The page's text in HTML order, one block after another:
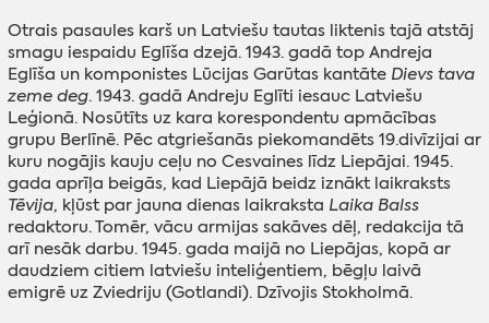
Otrais pasaules karš un Latviešu tautas liktenis tajā atstāj
smagu iespaidu Eglīša dzejā. 1943. gadā top Andreja
Eglīša un komponistes Lūcijas Garūtas kantāte Dievs tava
zeme deg. 1943. gadā Andreju Eglīti iesauc Latviešu
Leģionā. Nosūtīts uz kara korespondentu apmācības
grupu Berlīnē. Pēc atgriešanās piekomandēts 19.divīzijai ar
kuru nogājis kauju ceļu no Cesvaines līdz Liepājai. 1945.
gada aprīļa beigās, kad Liepājā beidz iznākt laikraksts
Tēvija, kļūst par jauna dienas laikraksta Laika Balss
redaktoru. Tomēr, vācu armijas sakāves dēļ, redakcija tā
arī nesāk darbu. 1945. gada maijā no Liepājas, kopā ar
daudziem citiem latviešu inteliģentiem, bēgļu laivā
emigrē uz Zviedriju (Gotlandi). Dzīvojis Stokholmā.